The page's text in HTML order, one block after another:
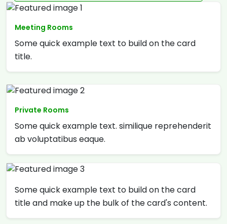
Meeting Rooms
Some quick example text to build on the card
title.
Private Rooms
Some quick example text. similique reprehenderit
ab voluptatibus eaque.
Some quick example text to build on the card
title and make up the bulk of the card's content.